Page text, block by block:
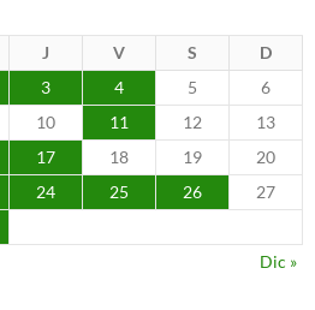
J V S
D
3 4 5
6
10 11 12
13
17 18 19
20
24 25 26
27
Dic »